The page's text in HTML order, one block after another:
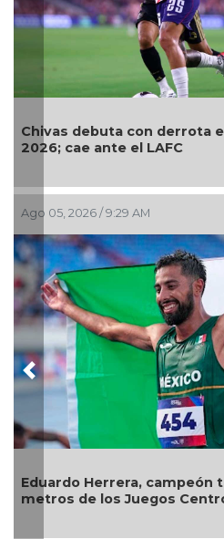
debuta con derrota en la
cae ante el LAFC
2026 / 9:29 AM
Herrera, campeón tricolor
de los Juegos
Previous